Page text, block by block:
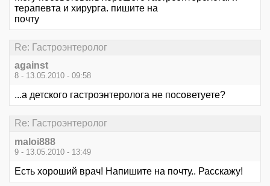
терапевта и хирурга. пишите на
почту
Re: Гастроэнтеролог
against
8 - 13.05.2010 - 09:58
...а детского гастроэнтеролога не посоветуете?
Re: Гастроэнтеролог
maloi888
9 - 13.05.2010 - 13:49
Есть хороший врач! Напишите на почту.. Расскажу!